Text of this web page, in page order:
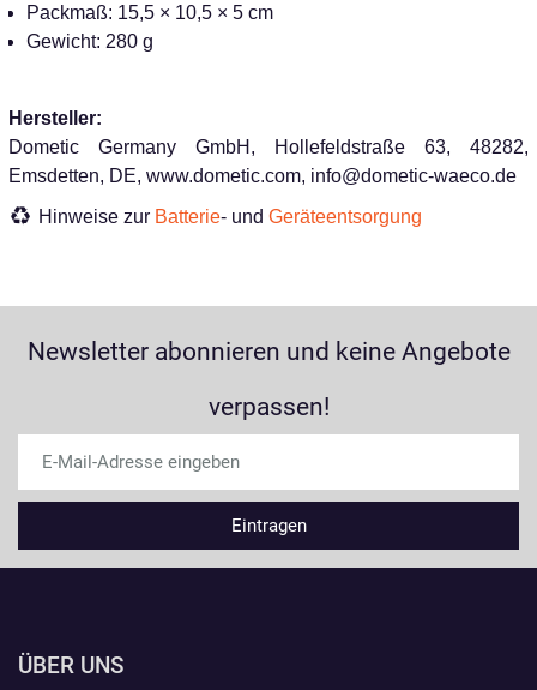
Packmaß: 15,5 × 10,5 × 5 cm
Gewicht: 280 g
Hersteller:
Dometic Germany GmbH, Hollefeldstraße 63, 48282,
Emsdetten, DE, www.dometic.com, info@dometic-waeco.de
Hinweise zur Batterie- und Geräteentsorgung
Newsletter abonnieren und keine Angebote
verpassen!
ÜBER UNS